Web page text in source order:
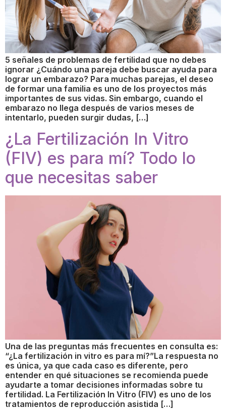
5 señales de problemas de fertilidad que no debes
ignorar ¿Cuándo una pareja debe buscar ayuda para
lograr un embarazo? Para muchas parejas, el deseo
de formar una familia es uno de los proyectos más
importantes de sus vidas. Sin embargo, cuando el
embarazo no llega después de varios meses de
intentarlo, pueden surgir dudas, […]
¿La Fertilización In Vitro
(FIV) es para mí? Todo lo
que necesitas saber
Una de las preguntas más frecuentes en consulta es:
“¿La fertilización in vitro es para mí?”La respuesta no
es única, ya que cada caso es diferente, pero
entender en qué situaciones se recomienda puede
ayudarte a tomar decisiones informadas sobre tu
fertilidad. La Fertilización In Vitro (FIV) es uno de los
tratamientos de reproducción asistida […]